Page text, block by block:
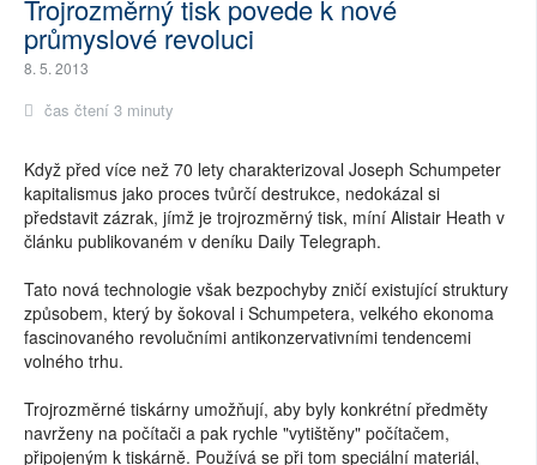
Trojrozměrný tisk povede k nové
průmyslové revoluci
8. 5. 2013
čas čtení 3 minuty
Když před více než 70 lety charakterizoval Joseph Schumpeter
kapitalismus jako proces tvůrčí destrukce, nedokázal si
představit zázrak, jímž je trojrozměrný tisk, míní Alistair Heath v
článku publikovaném v deníku Daily Telegraph.
Tato nová technologie však bezpochyby zničí existující struktury
způsobem, který by šokoval i Schumpetera, velkého ekonoma
fascinovaného revolučními antikonzervativními tendencemi
volného trhu.
Trojrozměrné tiskárny umožňují, aby byly konkrétní předměty
navrženy na počítači a pak rychle "vytištěny" počítačem,
připojeným k tiskárně. Používá se při tom speciální materiál,